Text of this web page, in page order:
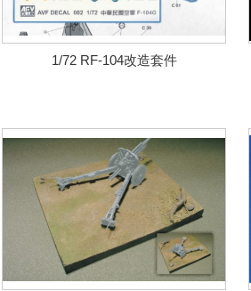
1/72 RF-104改造套件